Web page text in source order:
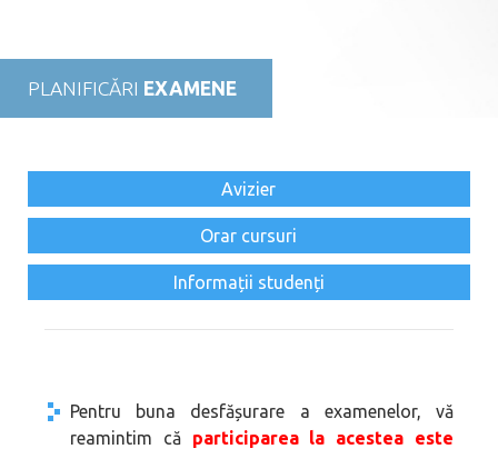
PLANIFICĂRI EXAMENE
Avizier
Orar cursuri
Informații studenți
Pentru buna desfășurare a examenelor, vă
reamintim că
participarea la acestea este